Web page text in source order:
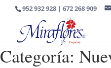
952 932 928 | 672 268 909
Categoría: